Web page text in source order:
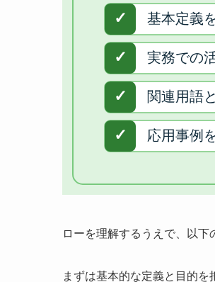
ローを理解するうえで、以
まずは基本的な定義と目的